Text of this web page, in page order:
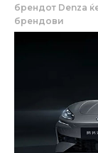
брендот Denza
брендови